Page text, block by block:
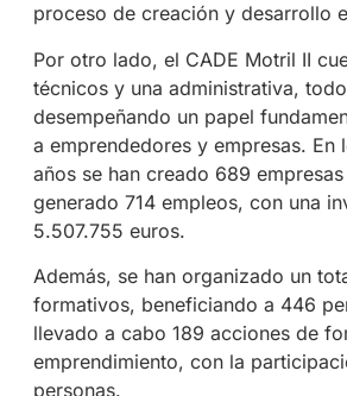
proceso de creación y desarrollo
Por otro lado, el CADE Motril II
técnicos y una administrativa,
desempeñando un papel
a emprendedores y empresas. En
años se han creado 689
generado 714 empleos, con una
5.507.755 euros.
Además, se han organizado un
formativos, beneficiando a 446
llevado a cabo 189 acciones de
emprendimiento, con la
personas.